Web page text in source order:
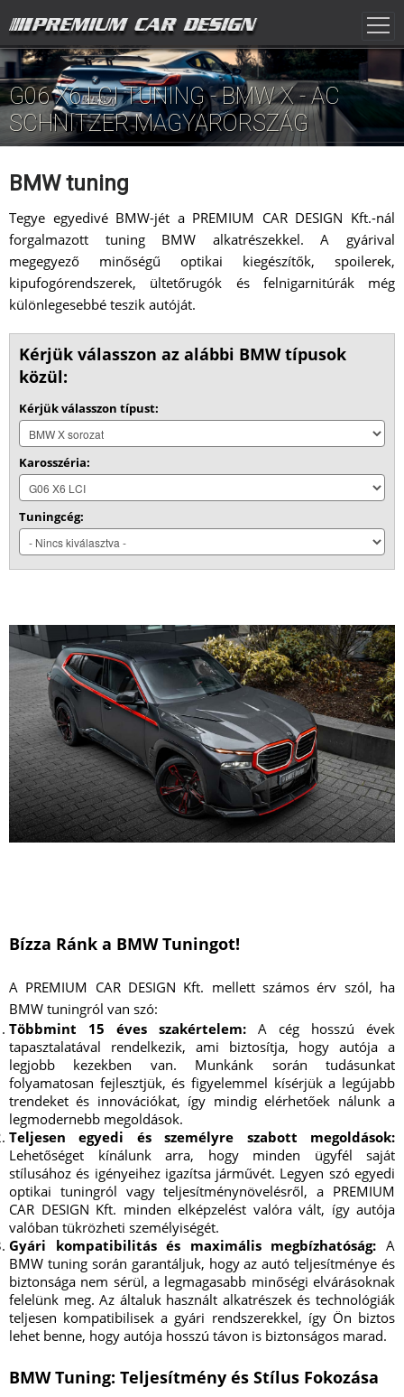
G06 X6 LCI TUNING - BMW X - AC
SCHNITZER MAGYARORSZÁG
BMW tuning
Tegye egyedivé BMW-jét a PREMIUM CAR DESIGN Kft.-nál
forgalmazott tuning BMW alkatrészekkel. A gyárival
megegyező minőségű optikai kiegészítők, spoilerek,
kipufogórendszerek, ültetőrugók és felnigarnitúrák még
különlegesebbé teszik autóját.
Kérjük válasszon az alábbi BMW típusok
közül:
Kérjük válasszon típust:
Karosszéria:
Tuningcég:
Bízza Ránk a BMW Tuningot!
A PREMIUM CAR DESIGN Kft. mellett számos érv szól, ha
BMW tuningról van szó:
Többmint 15 éves szakértelem: A cég hosszú évek
tapasztalatával rendelkezik, ami biztosítja, hogy autója a
legjobb kezekben van. Munkánk során tudásunkat
folyamatosan fejlesztjük, és figyelemmel kísérjük a legújabb
trendeket és innovációkat, így mindig elérhetőek nálunk a
legmodernebb megoldások.
Teljesen egyedi és személyre szabott megoldások:
Lehetőséget kínálunk arra, hogy minden ügyfél saját
stílusához és igényeihez igazítsa járművét. Legyen szó egyedi
optikai tuningról vagy teljesítménynövelésről, a PREMIUM
CAR DESIGN Kft. minden elképzelést valóra vált, így autója
valóban tükrözheti személyiségét.
Gyári kompatibilitás és maximális megbízhatóság: A
BMW tuning során garantáljuk, hogy az autó teljesítménye és
biztonsága nem sérül, a legmagasabb minőségi elvárásoknak
felelünk meg. Az általuk használt alkatrészek és technológiák
teljesen kompatibilisek a gyári rendszerekkel, így Ön biztos
lehet benne, hogy autója hosszú távon is biztonságos marad.
BMW Tuning: Teljesítmény és Stílus Fokozása